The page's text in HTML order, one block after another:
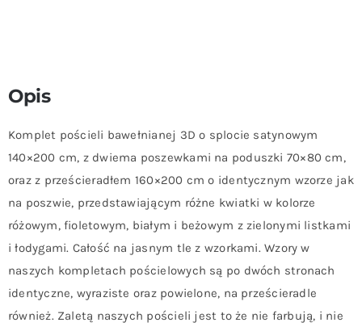
Opis
Komplet pościeli bawełnianej 3D o splocie satynowym
140×200 cm, z dwiema poszewkami na poduszki 70×80 cm,
oraz z prześcieradłem 160×200 cm o identycznym wzorze jak
na poszwie, przedstawiającym różne kwiatki w kolorze
różowym, fioletowym, białym i beżowym z zielonymi listkami
i łodygami. Całość na jasnym tle z wzorkami. Wzory w
naszych kompletach pościelowych są po dwóch stronach
identyczne, wyraziste oraz powielone, na prześcieradle
również. Zaletą naszych pościeli jest to że nie farbują, i nie